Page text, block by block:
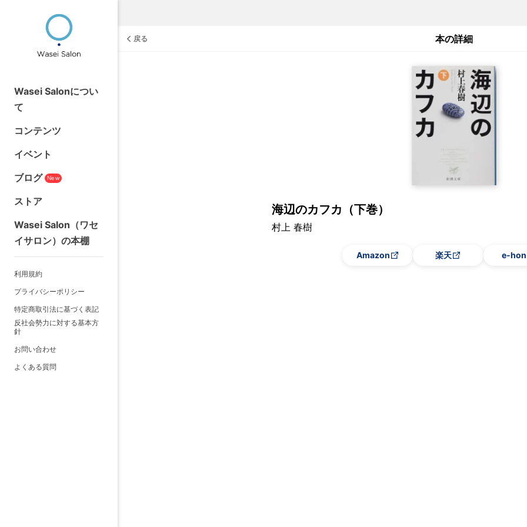
Wasei Salonについ
て
コンテンツ
イベント
ブログ
New
ストア
Wasei Salon（ワセ
イサロン）の本棚
利用規約
プライバシーポリシー
特定商取引法に基づく表記
反社会勢力に対する基本方
針
お問い合わせ
よくある質問
戻る 本の詳細
海辺のカフカ（下巻）
村上 春樹
Amazon 楽天 e-hon